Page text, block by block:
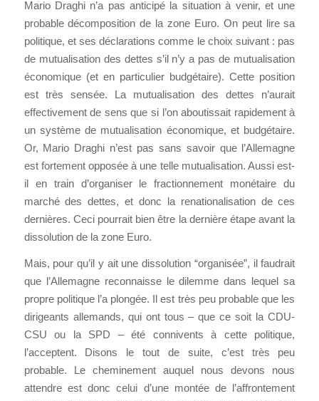
Mario Draghi n’a pas anticipé la situation à venir, et une
probable décomposition de la zone Euro. On peut lire sa
politique, et ses déclarations comme le choix suivant : pas
de mutualisation des dettes s’il n’y a pas de mutualisation
économique (et en particulier budgétaire). Cette position
est très sensée. La mutualisation des dettes n’aurait
effectivement de sens que si l’on aboutissait rapidement à
un système de mutualisation économique, et budgétaire.
Or, Mario Draghi n’est pas sans savoir que l’Allemagne
est fortement opposée à une telle mutualisation. Aussi est-
il en train d’organiser le fractionnement monétaire du
marché des dettes, et donc la renationalisation de ces
dernières. Ceci pourrait bien être la dernière étape avant la
dissolution de la zone Euro.
Mais, pour qu’il y ait une dissolution “organisée”, il faudrait
que l’Allemagne reconnaisse le dilemme dans lequel sa
propre politique l’a plongée. Il est très peu probable que les
dirigeants allemands, qui ont tous – que ce soit la CDU-
CSU ou la SPD – été connivents à cette politique,
l’acceptent. Disons le tout de suite, c’est très peu
probable. Le cheminement auquel nous devons nous
attendre est donc celui d’une montée de l’affrontement